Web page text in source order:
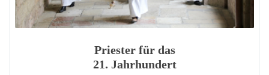
Priester für das
21. Jahrhundert